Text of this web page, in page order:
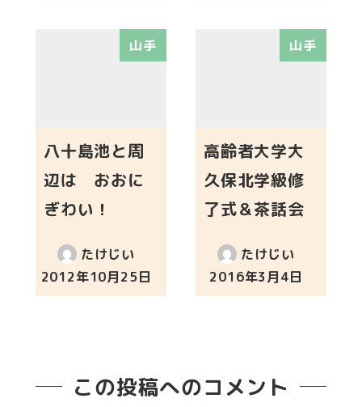
山手
八十島池と周
辺は おおに
ぎわい！
たけじい
投稿日
2012年10月25日
山手
高齢者大学大
久保北学級修
了式＆茶話会
たけじい
投稿日
2016年3月4日
この投稿へのコメント